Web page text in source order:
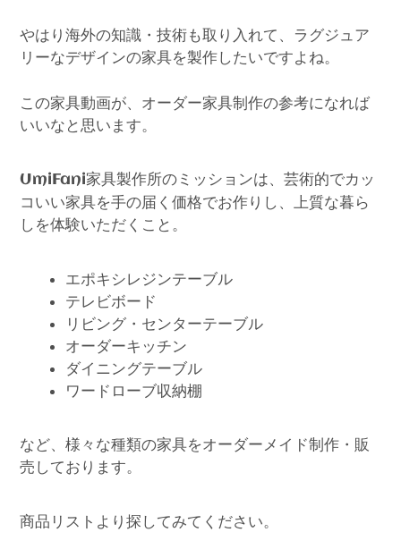
やはり海外の知識・技術も取り入れて、ラグジュア
リーなデザインの家具を製作したいですよね。
この家具動画が、オーダー家具制作の参考になれば
いいなと思います。
UmiFani家具製作所のミッションは、芸術的でカッ
コいい家具を手の届く価格でお作りし、上質な暮ら
しを体験いただくこと。
エポキシレジンテーブル
テレビボード
リビング・センターテーブル
オーダーキッチン
ダイニングテーブル
ワードローブ収納棚
など、様々な種類の家具をオーダーメイド制作・販
売しております。
商品リストより探してみてください。